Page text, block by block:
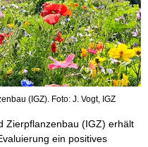
(IGZ). Foto: J. Vogt, IGZ
Zierpflanzenbau (IGZ) erhält
ein positives